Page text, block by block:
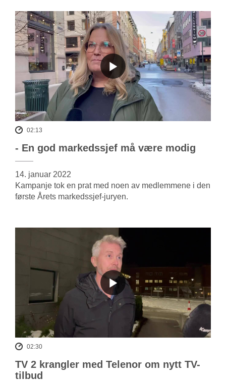
02:13
- En god markedssjef må være modig
14. januar 2022
Kampanje tok en prat med noen av medlemmene i den
første Årets markedssjef-juryen.
02:30
TV 2 krangler med Telenor om nytt TV-
tilbud